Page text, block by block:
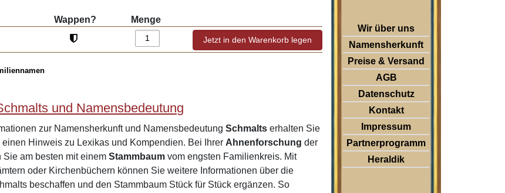
Wappen?
Menge
und Namensbedeutung
zur Namensherkunft und NamensbedeutungSchmalts erhalten Sie
Hinweis zu Lexikas und Kompendien. Bei Ihrer Ahnenforschung der
Sie am besten mit einemStammbaum vom engsten Familienkreis. Mit
oder Kirchenbüchern können Sie weitere Informationen über die
beschaffen und den Stammbaum Stück für Stück ergänzen. So
Wir über uns
Namensherkunft
Preise & Versand
AGB
Datenschutz
Kontakt
Impressum
Partnerprogramm
Heraldik